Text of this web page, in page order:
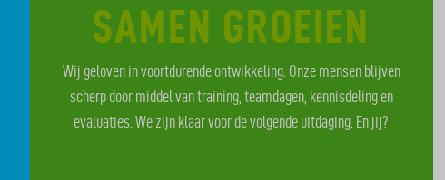
SAMEN GROEIEN
Wij geloven in voortdurende ontwikkeling. Onze mensen blijven
scherp door middel van training, teamdagen, kennisdeling en
evaluaties. We zijn klaar voor de volgende uitdaging. En jij?